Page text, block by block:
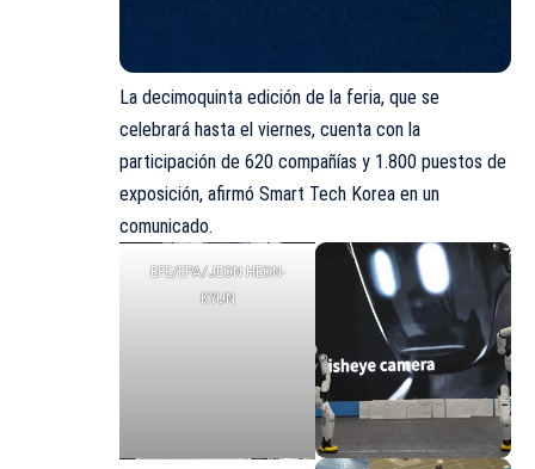
La decimoquinta edición de la feria, que se
celebrará hasta el viernes, cuenta con la
participación de 620 compañías y 1.800 puestos de
exposición, afirmó Smart Tech Korea en un
comunicado.
EFE/EPA/JEON HEON-
KYUN